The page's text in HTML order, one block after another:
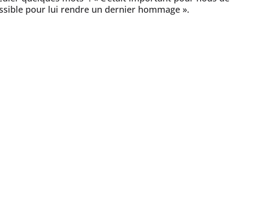
pour lui rendre un dernier hommage ».